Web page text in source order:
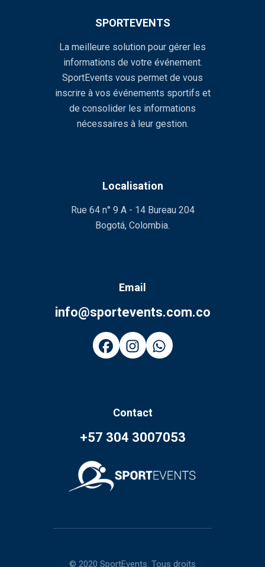
SPORTEVENTS
La meilleure solution pour gérer les
informations de votre événement.
SportEvents vous permet de vous
inscrire à vos événements sportifs et
de consolider les informations
nécessaires à leur gestion.
Localisation
Rue 64 n° 9 A - 14 Bureau 204
Bogotá, Colombia.
Email
info@sportevents.com.co
Contact
+57 304 3007053
© 2020 SportEvents. Tous droits